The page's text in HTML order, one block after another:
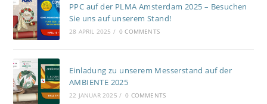
PPC auf der PLMA Amsterdam 2025 – Besuchen
Sie uns auf unserem Stand!
28 APRIL 2025 / 0 COMMENTS
Einladung zu unserem Messerstand auf der
AMBIENTE 2025
22 JANUAR 2025 / 0 COMMENTS